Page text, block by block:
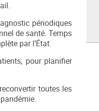
périodiques
de santé. Temps
par l’État.
pour planifier
toutes les